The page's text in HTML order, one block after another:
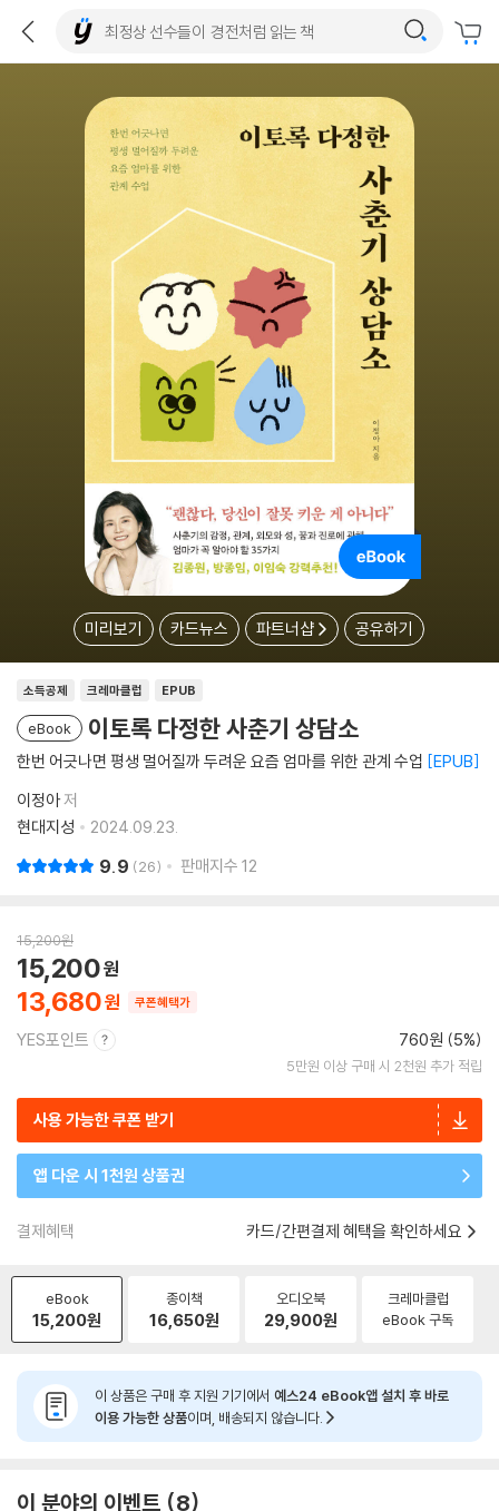
미리보기 카드뉴스 파트너샵 공유하기
소득공제 크레마클럽 EPUB
eBook 이토록 다정한 사춘기 상담소
한번 어긋나면 평생 멀어질까 두려운 요즘 엄마를 위한 관계 수업 EPUB
이정아저
현대지성
2024.09.23.
9.9 26 판매지수 12
15,200원
13,680
15,200
쿠폰혜택가
YES포인트 760원 (5%)
5만원 이상 구매 시 2천원 추가 적립
사용 가능한 쿠폰 받기
앱 다운 시 1천원 상품권
결제혜택 카드/간편결제 혜택을 확인하세요
eBook
15,200원
종이책
16,650원
오디오북
29,900원
크레마클럽
eBook 구독
이 상품은 구매 후 지원 기기에서 예스24 eBook앱 설치 후 바로
이용 가능한 상품이며, 배송되지 않습니다.
이 분야의 이벤트 8